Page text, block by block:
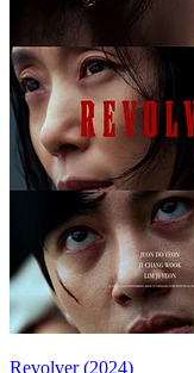
Revolver (2024)